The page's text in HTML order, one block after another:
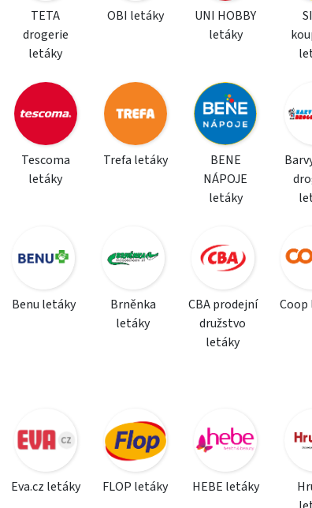
TETA
drogerie
letáky
OBI letáky
UNI HOBBY
letáky
Tescoma
letáky
Trefa letáky
BENE
NÁPOJE
letáky
Benu letáky
Brněnka
letáky
CBA prodejní
družstvo
letáky
Eva.cz letáky FLOP letáky HEBE letáky